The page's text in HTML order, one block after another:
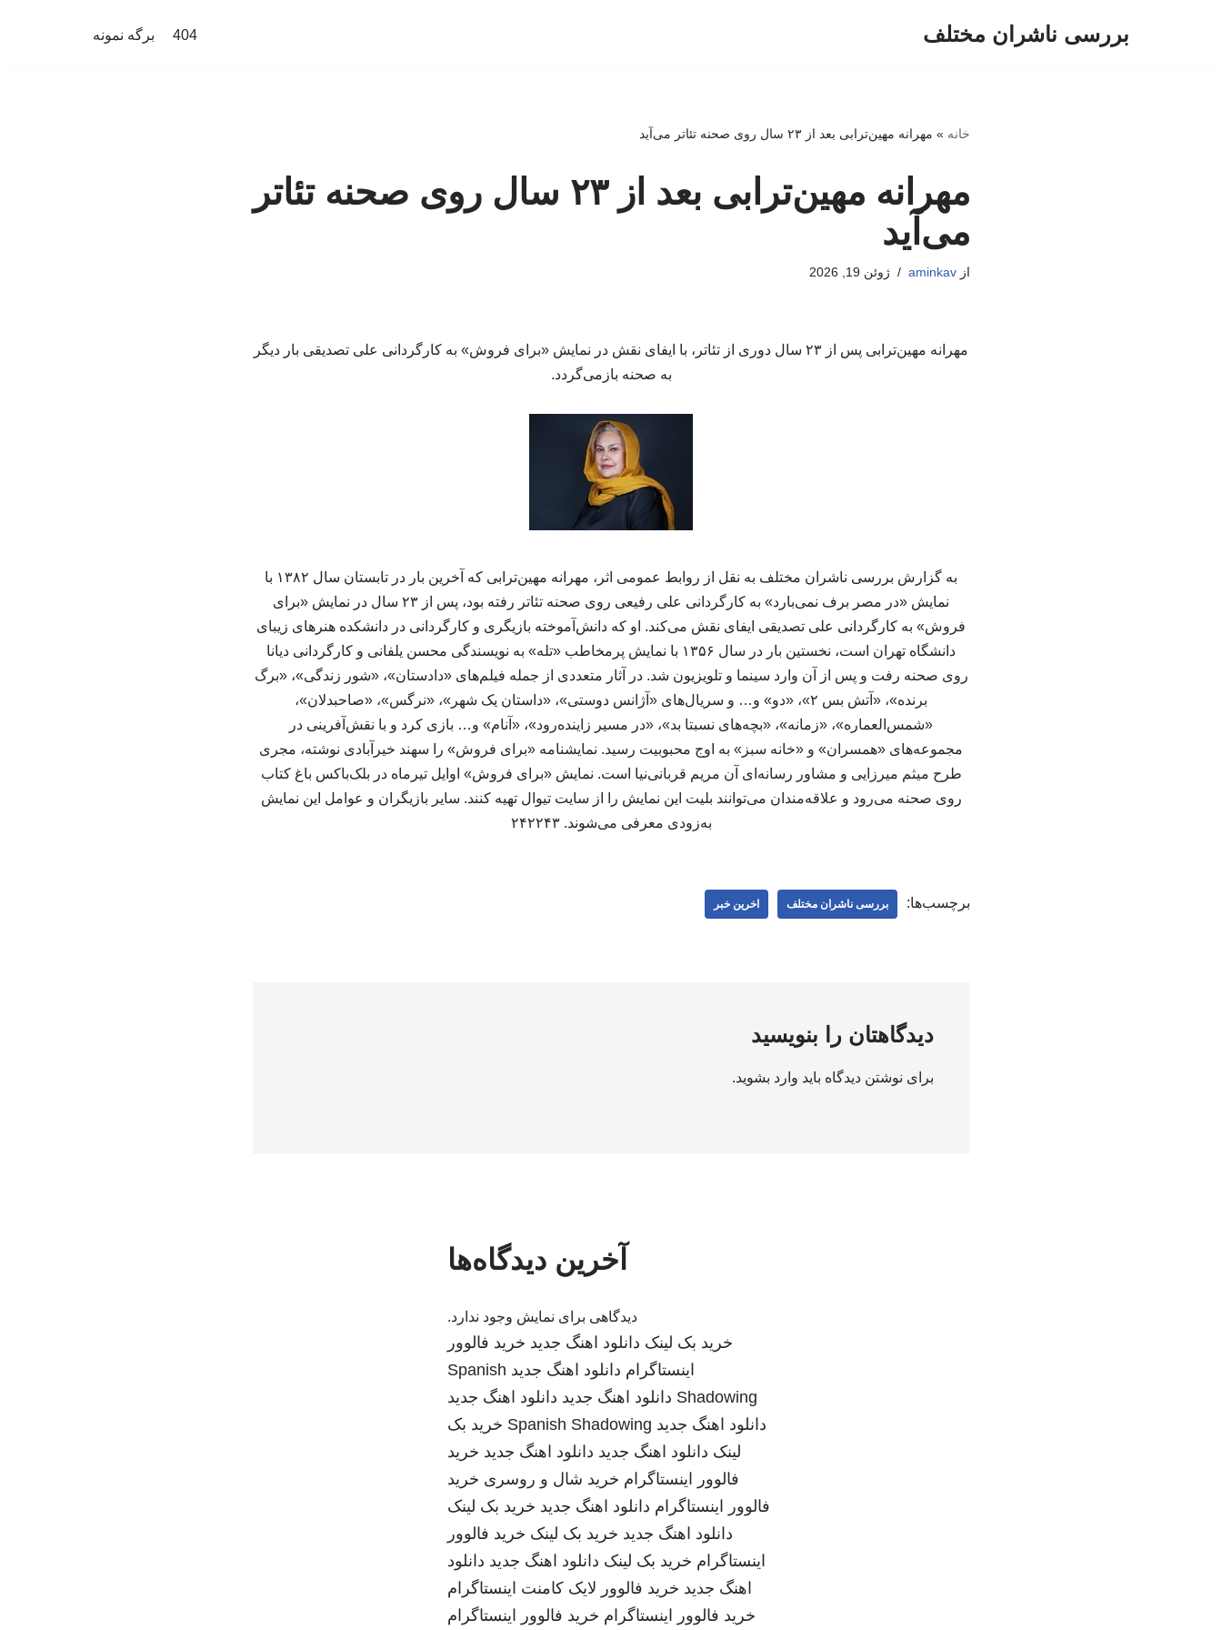
بررسی ناشران مختلف 404 برگه نمونه
خانه » مهرانه مهین‌ترابی بعد از ۲۳ سال روی صحنه تئاتر می‌آید
مهرانه مهین‌ترابی بعد از ۲۳ سال روی صحنه تئاتر
می‌آید
ازaminkav ژوئن 19, 2026
مهرانه مهین‌ترابی پس از ۲۳ سال دوری از تئاتر، با ایفای نقش در نمایش «برای فروش» به کارگردانی علی تصدیقی بار دیگر
به صحنه بازمی‌گردد.
به گزارش بررسی ناشران مختلف به نقل از روابط عمومی اثر، مهرانه مهین‌ترابی که آخرین بار در تابستان سال ۱۳۸۲ با
نمایش «در مصر برف نمی‌بارد» به کارگردانی علی رفیعی روی صحنه تئاتر رفته بود، پس از ۲۳ سال در نمایش «برای
فروش» به کارگردانی علی تصدیقی ایفای نقش می‌کند. او که دانش‌آموخته بازیگری و کارگردانی در دانشکده هنرهای زیبای
دانشگاه تهران است، نخستین بار در سال ۱۳۵۶ با نمایش پرمخاطب «تله» به نویسندگی محسن یلفانی و کارگردانی دیانا
روی صحنه رفت و پس از آن وارد سینما و تلویزیون شد. در آثار متعددی از جمله فیلم‌های «دادستان»، «شور زندگی»، «برگ
برنده»، «آتش بس ۲»، «دو» و… و سریال‌های «آژانس دوستی»، «داستان یک شهر»، «نرگس»، «صاحبدلان»،
«شمس‌العماره»، «زمانه»، «بچه‌های نسبتا بد»، «در مسیر زاینده‌رود»، «آنام» و… بازی کرد و با نقش‌آفرینی در
مجموعه‌های «همسران» و «خانه سبز» به اوج محبوبیت رسید. نمایشنامه «برای فروش» را سهند خیرآبادی نوشته، مجری
طرح میثم میرزایی و مشاور رسانه‌ای آن مریم قربانی‌نیا است. نمایش «برای فروش» اوایل تیرماه در بلک‌باکس باغ کتاب
روی صحنه می‌رود و علاقه‌مندان می‌توانند بلیت این نمایش را از سایت تیوال تهیه کنند. سایر بازیگران و عوامل این نمایش
به‌زودی معرفی می‌شوند. ۲۴۲۲۴۳
برچسب‌ها: بررسی ناشران مختلف اخرین خبر
دیدگاهتان را بنویسید
برای نوشتن دیدگاه باید وارد بشوید.
آخرین دیدگاه‌ها
دیدگاهی برای نمایش وجود ندارد.
خرید بک لینک دانلود اهنگ جدید خرید فالوور
اینستاگرام دانلود اهنگ جدید Spanish
Shadowing دانلود اهنگ جدید دانلود اهنگ جدید
دانلود اهنگ جدید Spanish Shadowing خرید بک
لینک دانلود اهنگ جدید دانلود اهنگ جدید خرید
فالوور اینستاگرام خرید شال و روسری خرید
فالوور اینستاگرام دانلود اهنگ جدید خرید بک لینک
دانلود اهنگ جدید خرید بک لینک خرید فالوور
اینستاگرام خرید بک لینک دانلود اهنگ جدید دانلود
اهنگ جدید خرید فالوور لایک کامنت اینستاگرام
خرید فالوور اینستاگرام خرید فالوور اینستاگرام